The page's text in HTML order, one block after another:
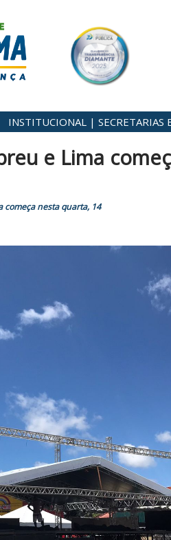
INSTITUCIONAL | SECRETARIAS
e Lima
começa nesta quarta, 14